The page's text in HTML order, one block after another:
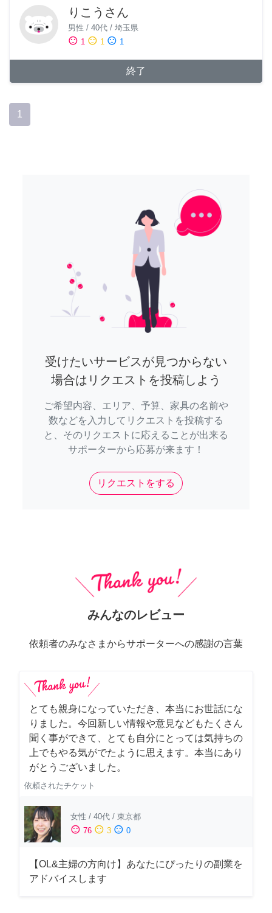
りこうさん
男性 / 40代 / 埼玉県
sentiment_satisfied 1 sentiment_neutral 1 sentiment_dissatisfied 1
終了
1
受けたいサービスが見つからない
場合はリクエストを投稿しよう
ご希望内容、エリア、予算、家具の名前や
数などを入力してリクエストを投稿する
と、そのリクエストに応えることが出来る
サポーターから応募が来ます！
リクエストをする
みんなのレビュー
依頼者のみなさまからサポーターへの感謝の言葉
とても親身になっていただき、本当にお世話にな
りました。今回新しい情報や意見などもたくさん
聞く事ができて、とても自分にとっては気持ちの
上でもやる気がでたように思えます。本当にあり
がとうございました。
依頼されたチケット
女性 / 40代 / 東京都
sentiment_satisfied 76 sentiment_neutral 3 sentiment_dissatisfied 0
【OL&主婦の方向け】あなたにぴったりの副業を
アドバイスします